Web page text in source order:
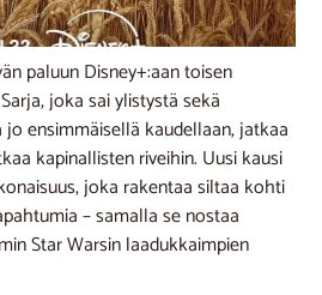
paluun Disney+:aan toisen
joka sai ylistystä sekä
ensimmäisellä kaudellaan, jatkaa
kapinallisten riveihin. Uusi kausi
joka rakentaa siltaa kohti
– samalla se nostaa
Star Warsin laadukkaimpien